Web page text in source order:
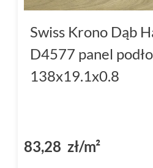
Swiss Krono Dąb
D4577 panel
138x19.1x0.8
83,28 zł/m²